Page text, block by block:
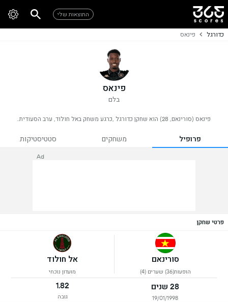
התוצאות שלי
כדורגל פינאס
פינאס
בלם
פינאס (סורינאם, 28) הוא שחקן כדורגל ,כרגע משחק באל חולוד, ערב הסעודית.
פרופיל משחקים סטטיסטיקות
Ad
פרטי שחקן
סורינאם
הופעות(36) שערים (4)
אל חולוד
מועדון נוכחי
28 שנים
19/01/1998
1.82
גובה